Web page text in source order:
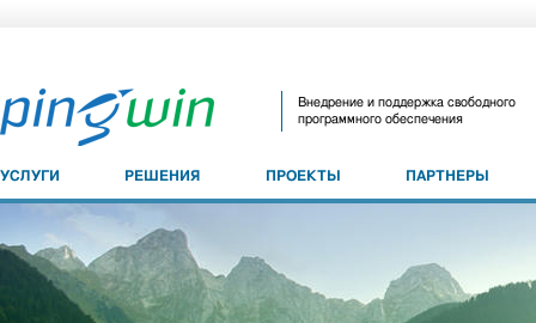
Внедрение и поддержка свободного
программного обеспечения
УСЛУГИ РЕШЕНИЯ ПРОЕКТЫ ПАРТНЕРЫ